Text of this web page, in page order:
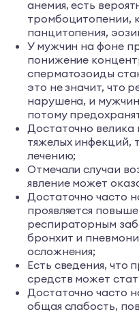
анемия, есть
тромбоцитопении,
панцитопения,
У мужчин на фоне
понижение
сперматозоиды
это не значит, что
нарушена, и
потому
Достаточно велика
тяжелых инфекций,
лечению;
Отмечали случаи
явление может
Достаточно часто
проявляется
респираторным
бронхит и
осложнения;
Есть сведения, что
средств может
Достаточно часто
общая слабость,